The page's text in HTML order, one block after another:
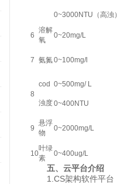
0~3000NTU（高浊
6
溶解
氧
0~20mg/L
7 氨氮0~100mg/l
8
cod 0~500mg/ L
浊度0~400NTU
9
悬浮
物
0~2000mg/L
10
叶绿
素
0~400ug/L
五、云平台介绍
1.CS架构软件平台